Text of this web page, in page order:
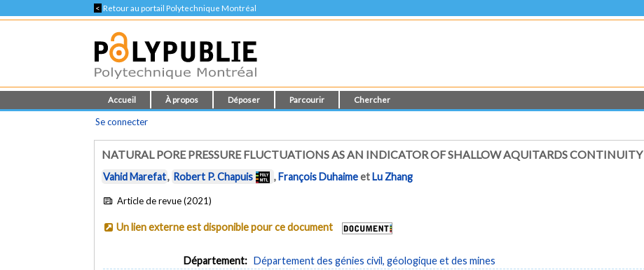
< Retour au portail Polytechnique Montréal
Accueil À propos Déposer Parcourir Chercher
Se connecter
NATURAL PORE PRESSURE FLUCTUATIONS AS AN INDICATOR OF SHALLOW AQUITARDS CONTINUITY
Vahid Marefat, Robert P. Chapuis ,François DuhaimeetLu Zhang
Article de revue (2021)
Un lien externe est disponible pour ce document
Département: Département des génies civil, géologique et des mines